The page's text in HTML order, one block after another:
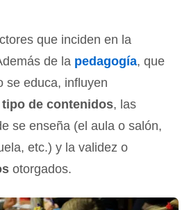
que inciden en la
de la pedagogía, que
se educa, influyen
tipo de contenidos, las
se enseña (el aula o salón,
etc.) y la validez o
otorgados.